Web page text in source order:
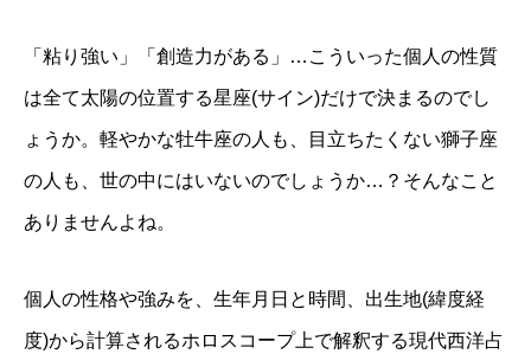
「粘り強い」「創造力がある」…こういった個人の性質
は全て太陽の位置する星座(サイン)だけで決まるのでし
ょうか。軽やかな牡牛座の人も、目立ちたくない獅子座
の人も、世の中にはいないのでしょうか…？そんなこと
ありませんよね。
個人の性格や強みを、生年月日と時間、出生地(緯度経
度)から計算されるホロスコープ上で解釈する現代西洋占